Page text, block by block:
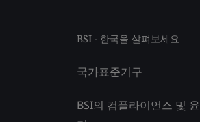
BSI - 한국을 살펴보세요
국가표준기구
BSI의 컴플라이언스 및 윤